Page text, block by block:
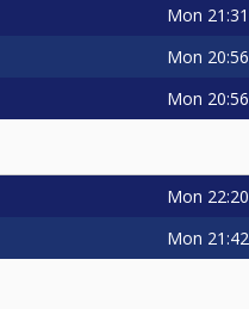
Mon 21:31
Mon 20:56
Mon 20:56
Mon 22:20
Mon 21:42